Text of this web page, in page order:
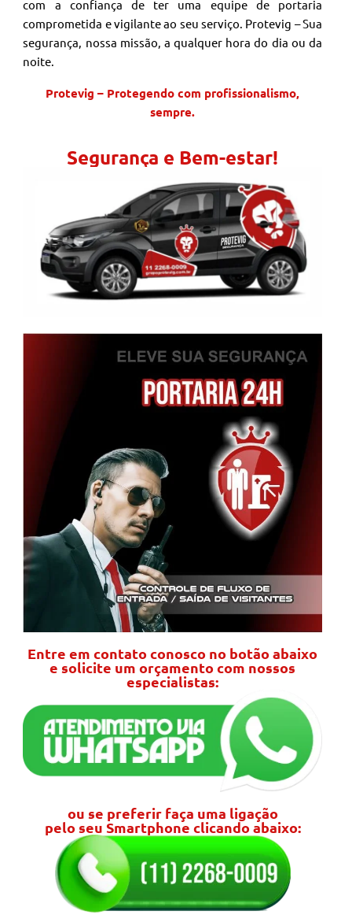
com a confiança de ter uma equipe de portaria
comprometida e vigilante ao seu serviço. Protevig – Sua
segurança, nossa missão, a qualquer hora do dia ou da
noite.
Protevig – Protegendo com profissionalismo,
sempre.
Segurança e Bem-estar!
Entre em contato conosco no botão abaixo
e solicite um orçamento com nossos
especialistas:
ou se preferir faça uma ligação
pelo seu Smartphone clicando abaixo: